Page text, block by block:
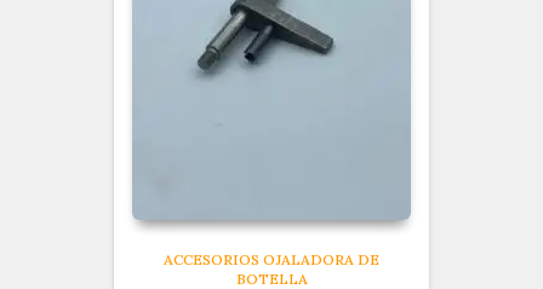
ACCESORIOS OJALADORA DE
BOTELLA